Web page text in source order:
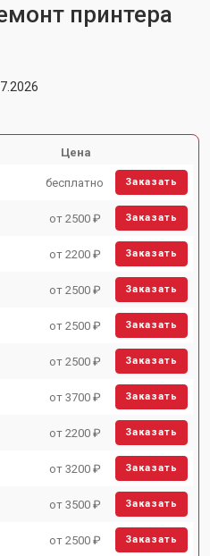
принтера
Цена
бесплатно Заказать
от 2500 ₽ Заказать
от 2200 ₽ Заказать
от 2500 ₽ Заказать
от 2500 ₽ Заказать
от 2500 ₽ Заказать
от 3700 ₽ Заказать
от 2200 ₽ Заказать
от 3200 ₽ Заказать
от 3500 ₽ Заказать
от 2500 ₽ Заказать